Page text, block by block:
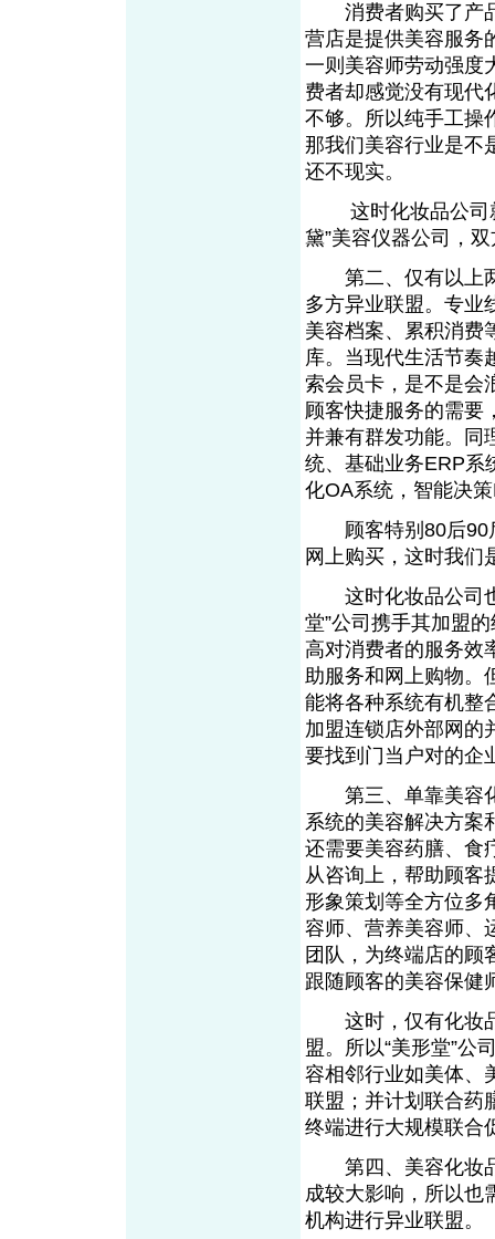
消费者购买了产品
营店是提供美容服务
一则美容师劳动强度
费者却感觉没有现代
不够。所以纯手工操
那我们美容行业是不
还不现实。
这时化妆品公司就
黛”美容仪器公司，
第二、仅有以上两
多方异业联盟。专业
美容档案、累积消费
库。当现代生活节奏
索会员卡，是不是会
顾客快捷服务的需要
并兼有群发功能。同
统、基础业务ERP系
化OA系统，智能决
顾客特别80后90后
网上购买，这时我们
这时化妆品公司也
堂”公司携手其加盟
高对消费者的服务效
助服务和网上购物。
能将各种系统有机整
加盟连锁店外部网的
要找到门当户对的企
第三、单靠美容化
系统的美容解决方案
还需要美容药膳、食
从咨询上，帮助顾客
形象策划等全方位多
容师、营养美容师、
团队，为终端店的顾
跟随顾客的美容保健
这时，仅有化妆品
盟。所以“美形堂”公
容相邻行业如美体、
联盟；并计划联合药
终端进行大规模联合
第四、美容化妆品
成较大影响，所以也
机构进行异业联盟。